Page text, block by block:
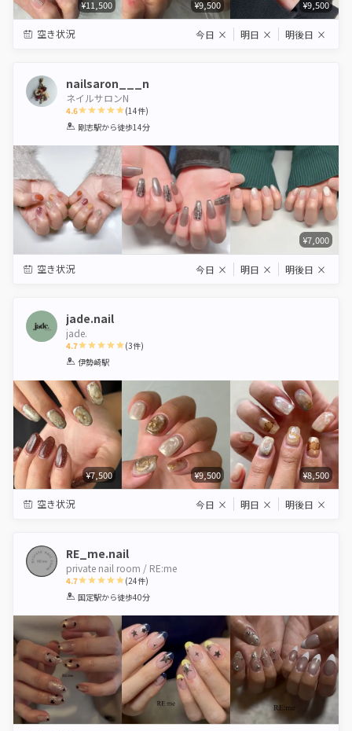
¥11,500 ¥9,500 ¥9,500
空き状況 今日 × 明日 × 明後日 ×
nailsaron___n
ネイルサロンN
4.6
1 2 3 4 5
(14件)
剛志駅から徒歩14分
¥7,000
空き状況 今日 × 明日 × 明後日 ×
jade.nail
jade.
4.7
1 2 3 4
(3件)
伊勢崎駅
¥7,500 ¥9,500 ¥8,500
空き状況 今日 × 明日 × 明後日 ×
RE_me.nail
private nail room / RE:me
4.7
1 2 3 4 5
(24件)
国定駅から徒歩40分